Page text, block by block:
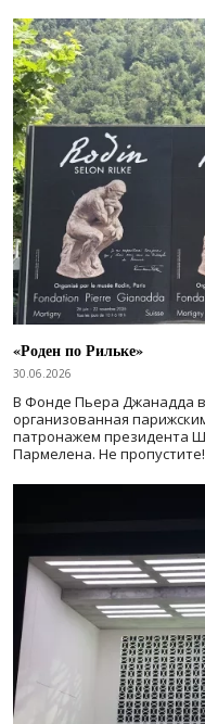
«Роден по Рильке»
30.06.2026
В Фонде Пьера Джанадда
организованная
патронажем президента
Пармелена. Не пропустите!